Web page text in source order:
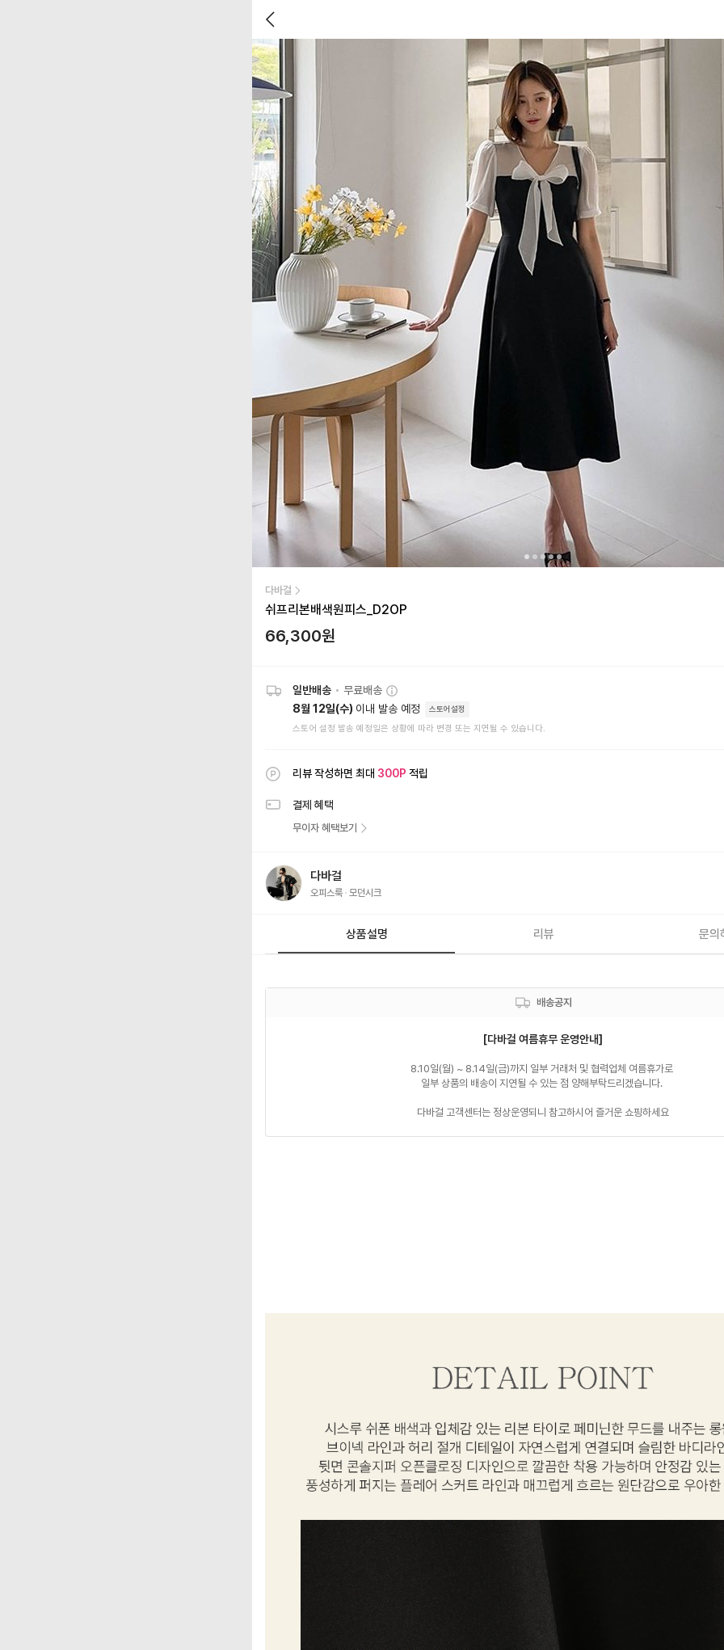
다바걸
쉬프리본배색원피스_D2OP
66,300원
일반배송 • 무료배송
8월 12일(수) 이내 발송 예정 스토어설정
스토어 설정 발송 예정일은 상황에 따라 변경 또는 지연될 수 있습니다.
리뷰 작성하면 최대 300P 적립
결제 혜택
무이자 혜택보기
다바걸
오피스룩 모던시크
상품설명 리뷰 문의
배송공지
[다바걸 여름휴무 운영안내]
8.10일(월) ~ 8.14일(금)까지 일부 거래처 및 협력업체 여름휴가로
일부 상품의 배송이 지연될 수 있는 점 양해부탁드리겠습니다.
다바걸 고객센터는 정상운영되니 참고하시어 즐거운 쇼핑하세요